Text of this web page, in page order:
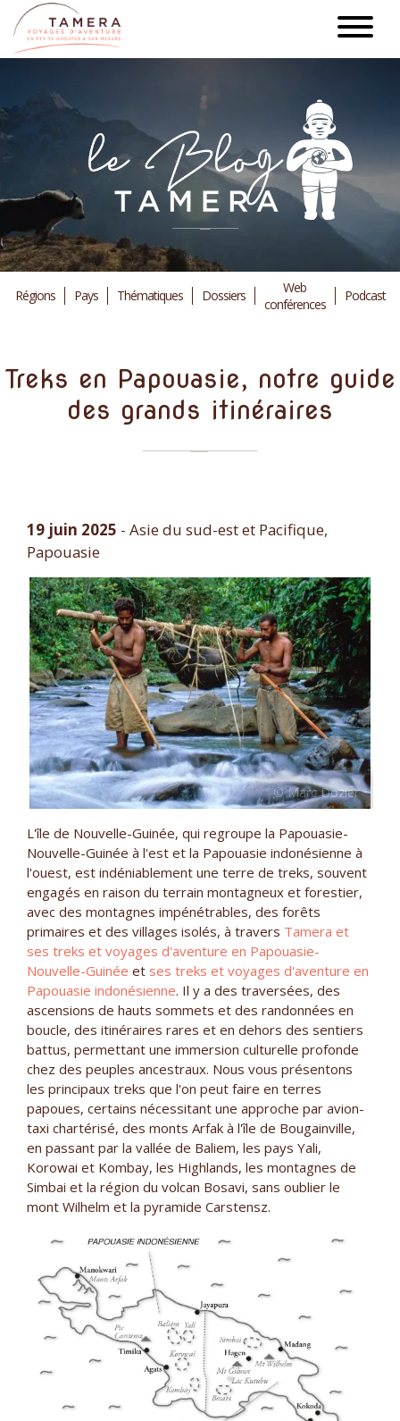
Aller
au
contenu
Régions Pays Thématiques Dossiers
Web
conférences
Podcast
Treks en Papouasie, notre guide
des grands itinéraires
19 juin 2025 - Asie du sud-est et Pacifique,
Papouasie
L'île de Nouvelle-Guinée, qui regroupe la Papouasie-
Nouvelle-Guinée à l'est et la Papouasie indonésienne à
l'ouest, est indéniablement une terre de treks, souvent
engagés en raison du terrain montagneux et forestier,
avec des montagnes impénétrables, des forêts
primaires et des villages isolés, à travers Tamera et
ses treks et voyages d'aventure en Papouasie-
Nouvelle-Guinée et ses treks et voyages d'aventure en
Papouasie indonésienne. Il y a des traversées, des
ascensions de hauts sommets et des randonnées en
boucle, des itinéraires rares et en dehors des sentiers
battus, permettant une immersion culturelle profonde
chez des peuples ancestraux. Nous vous présentons
les principaux treks que l'on peut faire en terres
papoues, certains nécessitant une approche par avion-
taxi chartérisé, des monts Arfak à l'île de Bougainville,
en passant par la vallée de Baliem, les pays Yali,
Korowai et Kombay, les Highlands, les montagnes de
Simbai et la région du volcan Bosavi, sans oublier le
mont Wilhelm et la pyramide Carstensz.